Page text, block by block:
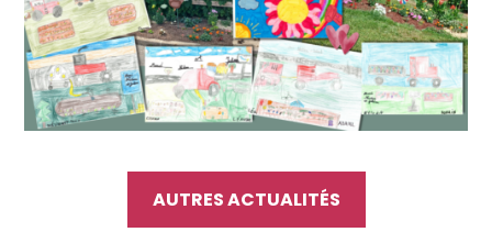
AUTRES ACTUALITÉS